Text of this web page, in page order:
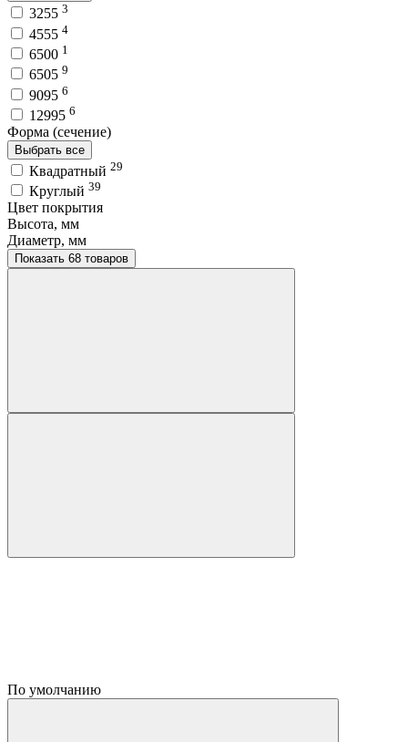
3255 3
4555 4
6500 1
6505 9
9095 6
12995 6
Форма (сечение)
Выбрать все
Квадратный 29
Круглый 39
Цвет покрытия
Высота, мм
Диаметр, мм
Показать 68 товаров
По умолчанию